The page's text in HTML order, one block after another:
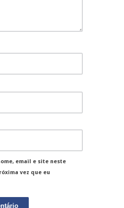
email e site neste
vez que eu